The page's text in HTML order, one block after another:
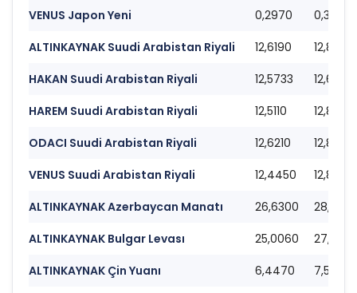
VENUS Japon Yeni
0,2970
0,3010
ALTINKAYNAK Suudi Arabistan Riyali
12,6190
12,8100
HAKAN Suudi Arabistan Riyali
12,5733
12,6893
HAREM Suudi Arabistan Riyali
12,5110
12,8690
ODACI Suudi Arabistan Riyali
12,6210
12,8680
VENUS Suudi Arabistan Riyali
12,4450
12,8090
ALTINKAYNAK Azerbaycan Manatı
26,6300
28,2690
ALTINKAYNAK Bulgar Levası
25,0060
27,2390
ALTINKAYNAK Çin Yuanı
6,4470
7,5230